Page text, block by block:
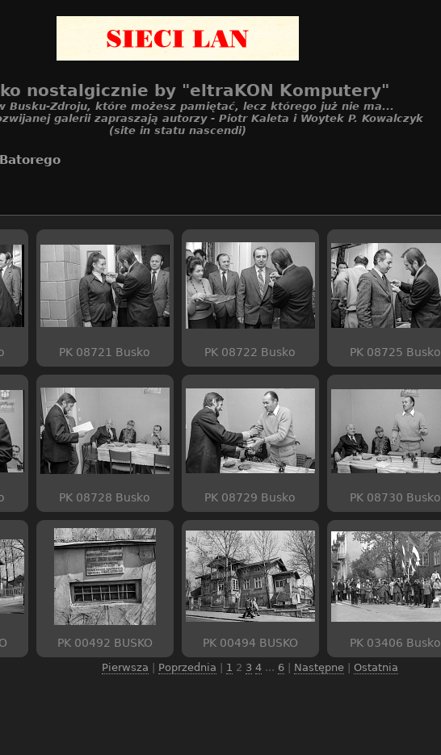
nostalgicznie by "eltraKON Komputery"
Busku-Zdroju, które możesz pamiętać, lecz którego już nie ma...
galerii zapraszają autorzy - Piotr Kaleta i Woytek P. Kowalczyk
(site in statu nascendi)
Batorego
PK 08721 Busko PK 08722 Busko PK 08725 Busko
PK 08728 Busko PK 08729 Busko PK 08730 Busko
PK 00492 BUSKO PK 00494 BUSKO PK 03406 Busko
Pierwsza Poprzednia 1 2 3 4 ... 6 Następne Ostatnia